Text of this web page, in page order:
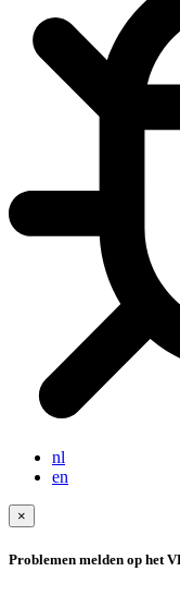
nl
en
×
Problemen melden op het